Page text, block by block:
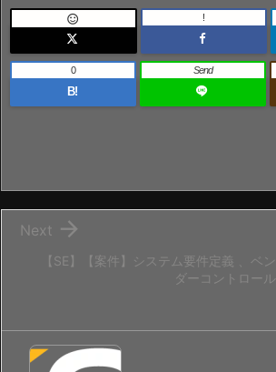
 !
B!
0 Send
【SE】【案件】システム要件定義 、ベン
ダーコントロール

Next